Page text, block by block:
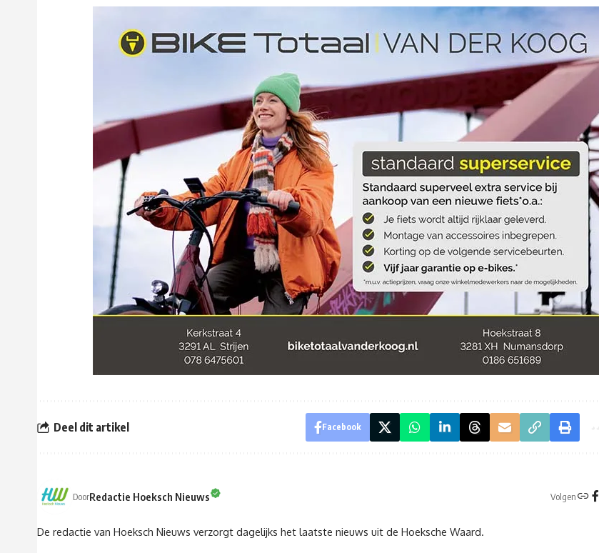
Deel dit artikel Facebook
DoorRedactie Hoeksch Nieuws Volgen
De redactie van Hoeksch Nieuws verzorgt dagelijks het laatste nieuws uit de Hoeksche Waard.